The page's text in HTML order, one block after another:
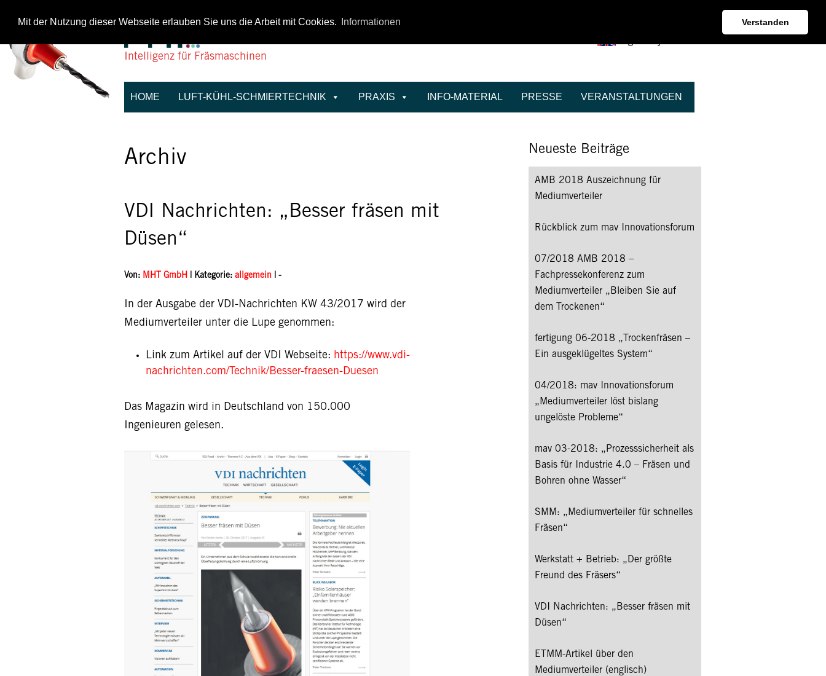
Mit der Nutzung dieser Webseite erlauben Sie uns die Arbeit mit Cookies. Informationen Verstanden
Intelligenz für Fräsmaschinen
HOME LUFT-KÜHL-SCHMIERTECHNIK PRAXIS INFO-MATERIAL PRESSE VERANSTALTUNGEN
Archiv
VDI Nachrichten: „Besser fräsen mit
Düsen“
Von: MHT GmbH | Kategorie: allgemein | -
In der Ausgabe der VDI-Nachrichten KW 43/2017 wird der
Mediumverteiler unter die Lupe genommen:
Link zum Artikel auf der VDI Webseite: https://www.vdi-
nachrichten.com/Technik/Besser-fraesen-Duesen
Das Magazin wird in Deutschland von 150.000
Ingenieuren gelesen.
Neueste Beiträge
AMB 2018 Auszeichnung für
Mediumverteiler
Rückblick zum mav Innovationsforum
07/2018 AMB 2018 –
Fachpressekonferenz zum
Mediumverteiler „Bleiben Sie auf
dem Trockenen“
fertigung 06-2018 „Trockenfräsen –
Ein ausgeklügeltes System“
04/2018: mav Innovationsforum
„Mediumverteiler löst bislang
ungelöste Probleme“
mav 03-2018: „Prozesssicherheit als
Basis für Industrie 4.0 – Fräsen und
Bohren ohne Wasser“
SMM: „Mediumverteiler für schnelles
Fräsen“
Werkstatt + Betrieb: „Der größte
Freund des Fräsers“
VDI Nachrichten: „Besser fräsen mit
Düsen“
ETMM-Artikel über den
Mediumverteiler (englisch)